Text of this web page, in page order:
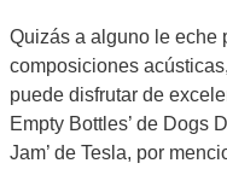
Quizás a alguno le eche
composiciones
puede disfrutar de
Empty Bottles’ de Dogs
Jam’ de Tesla, por